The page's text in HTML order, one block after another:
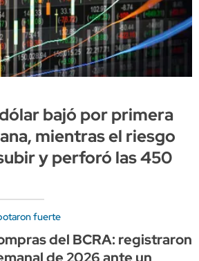
bajó por primera
mientras el riesgo
y perforó las 450
fuerte
del BCRA: registraron
de 2026 ante un